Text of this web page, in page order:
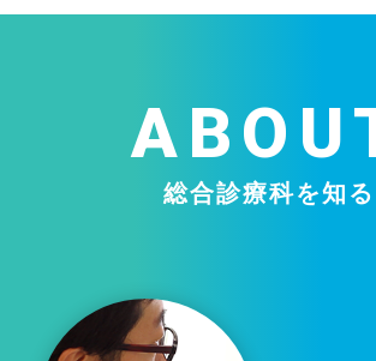
総合診療科を知る